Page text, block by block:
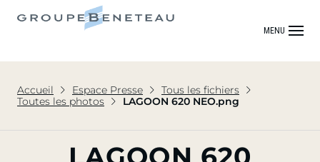
MENU
Accueil Espace Presse
Tous les fichiers
Toutes les photos
LAGOON 620 NEO.png